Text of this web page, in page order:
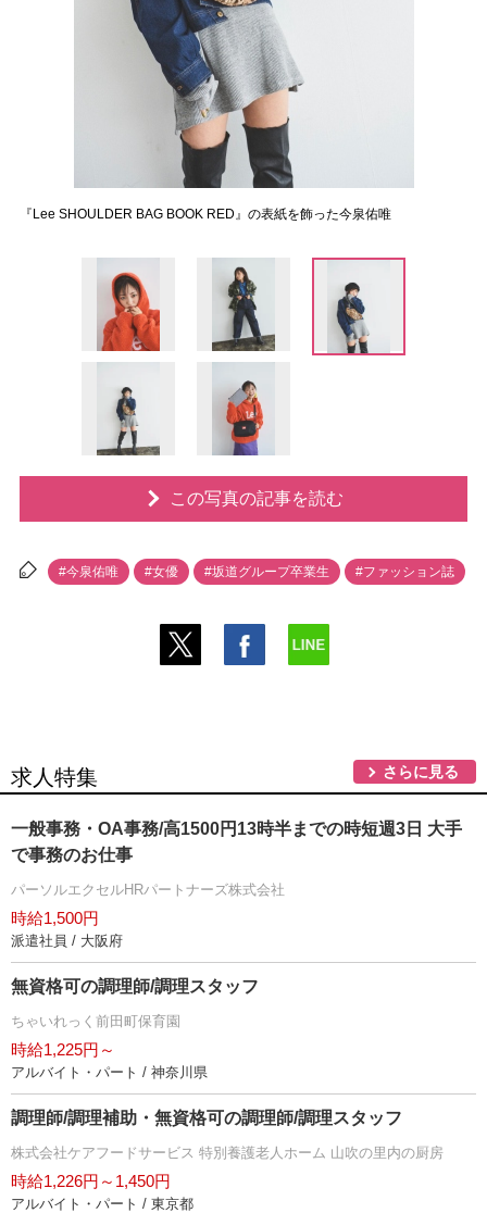
『Lee SHOULDER BAG BOOK RED』の表紙を飾った今泉佑唯
この写真の記事を読む
#今泉佑唯 #女優 #坂道グループ卒業生 #ファッション誌
求人特集 さらに見る
一般事務・OA事務/高1500円13時半までの時短週3日 大手
で事務のお仕事
パーソルエクセルHRパートナーズ株式会社
時給1,500円
派遣社員 / 大阪府
無資格可の調理師/調理スタッフ
ちゃいれっく前田町保育園
時給1,225円～
アルバイト・パート / 神奈川県
調理師/調理補助・無資格可の調理師/調理スタッフ
株式会社ケアフードサービス 特別養護老人ホーム 山吹の里内の厨房
時給1,226円～1,450円
アルバイト・パート / 東京都